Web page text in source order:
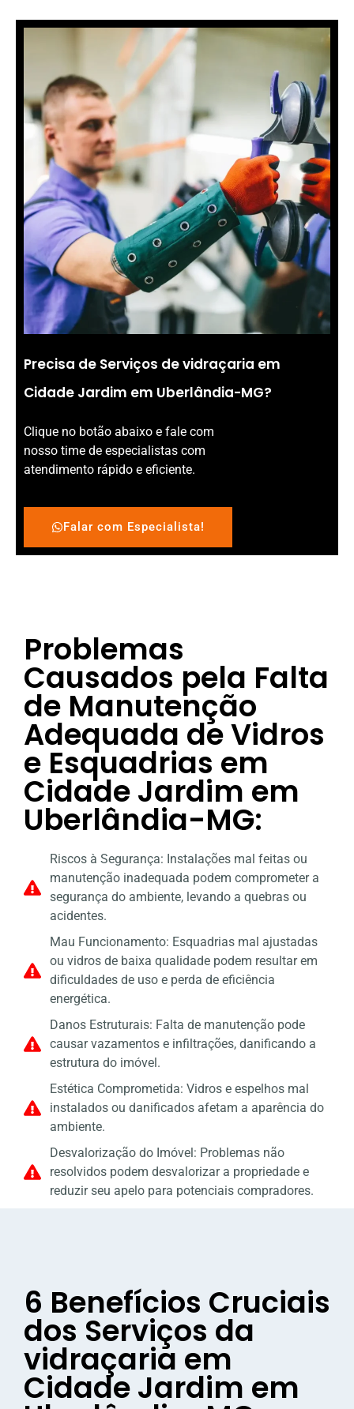
Precisa de Serviços de vidraçaria em
Cidade Jardim em Uberlândia-MG?
Clique no botão abaixo e fale com
nosso time de especialistas com
atendimento rápido e eficiente.
Falar com Especialista!
Problemas
Causados pela Falta
de Manutenção
Adequada de Vidros
e Esquadrias em
Cidade Jardim em
Uberlândia-MG:
Riscos à Segurança: Instalações mal feitas ou
manutenção inadequada podem comprometer a
segurança do ambiente, levando a quebras ou
acidentes.
Mau Funcionamento: Esquadrias mal ajustadas
ou vidros de baixa qualidade podem resultar em
dificuldades de uso e perda de eficiência
energética.
Danos Estruturais: Falta de manutenção pode
causar vazamentos e infiltrações, danificando a
estrutura do imóvel.
Estética Comprometida: Vidros e espelhos mal
instalados ou danificados afetam a aparência do
ambiente.
Desvalorização do Imóvel: Problemas não
resolvidos podem desvalorizar a propriedade e
reduzir seu apelo para potenciais compradores.
6 Benefícios Cruciais
dos Serviços da
vidraçaria em
Cidade Jardim em